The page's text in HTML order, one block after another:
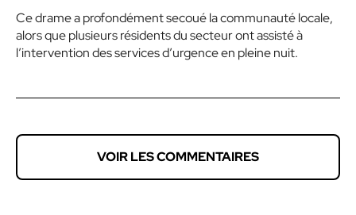
Ce drame a profondément secoué la communauté locale,
alors que plusieurs résidents du secteur ont assisté à
l’intervention des services d’urgence en pleine nuit.
VOIR LES COMMENTAIRES